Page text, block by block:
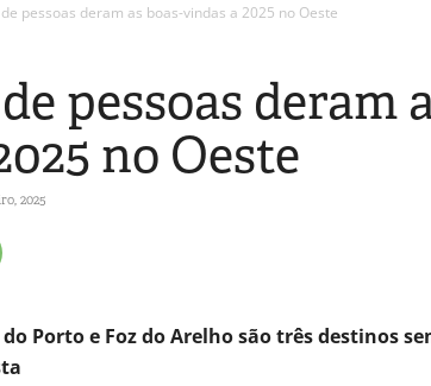
pessoas deram as boas-vindas a 2025 no Oeste
pessoas deram
no Oeste
2025
Porto e Foz do Arelho são três destinos